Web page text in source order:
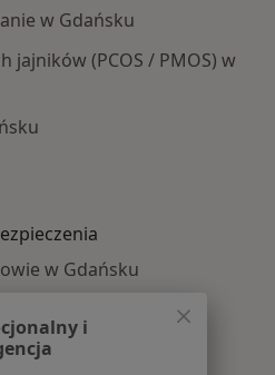
w Gdańsku
jajników (PCOS / PMOS) w
w Gdańsku
w Gdańsku
Gdańsku
i